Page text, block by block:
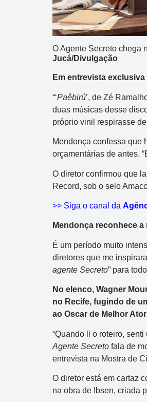
O Agente Secreto chega
Jucá/Divulgação
Em entrevista
“‘Paêbirú’, de Zé
duas músicas desse
próprio vinil respirasse
Mendonça confessa que
orçamentárias de antes.
O diretor confirmou que
Record, sob o selo
>> Siga o canal da
Mendonça reconhece
É um período muito
diretores que me
agente Secreto” para
No elenco, Wagner
no Recife, fugindo de
ao Oscar de Melhor
“Quando li o roteiro,
Agente Secreto fala de
entrevista na Mostra de
O diretor está em cartaz
na obra de Ibsen, criada
Dupla
38 40
Data:07/08/
Acumulou:
R$